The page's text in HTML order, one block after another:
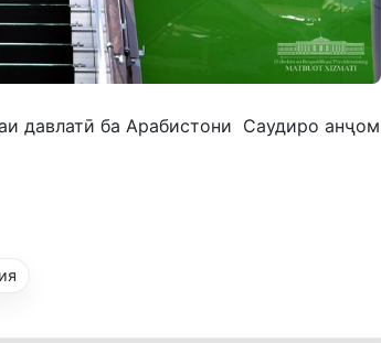
давлатӣ ба Арабистони Саудиро анҷом